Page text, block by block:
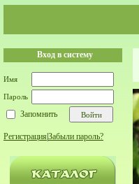
Вход в систему
Имя
Пароль
Запомнить
Регистрация Забыли пароль?